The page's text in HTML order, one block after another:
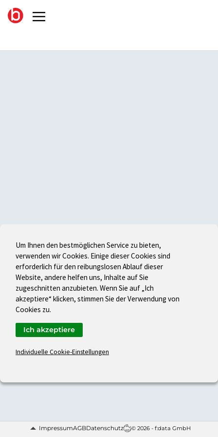
ImpressumAGBDatenschutz © 2026 - f:data GmbH
Um Ihnen den bestmöglichen Service zu bieten,
verwenden wir Cookies. Einige dieser Cookies sind
erforderlich für den reibungslosen Ablauf dieser
Website, andere helfen uns, Inhalte auf Sie
zugeschnitten anzubieten. Wenn Sie auf „Ich
akzeptiere“ klicken, stimmen Sie der Verwendung von
Cookies zu.
Individuelle Cookie-Einstellungen
Ich akzeptiere